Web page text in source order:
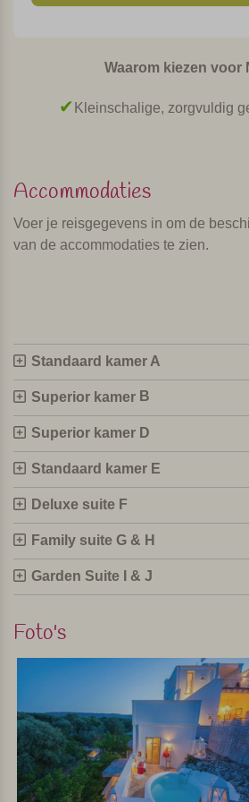
Persoonlijk geselecteerd en bezocht door Margot De
Waarom kiezen voor
Kleinschalige, zorgvuldig
Accommodaties
Voer je reisgegevens in om de
van de accommodaties te zien.
Standaard kamer A
Superior kamer B
Superior kamer D
Standaard kamer E
Deluxe suite F
Family suite G & H
Garden Suite I & J
Foto's